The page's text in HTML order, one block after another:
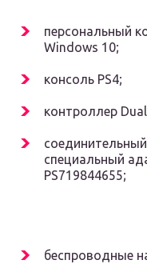
персональный
Windows 10;
консоль PS4;
контроллер
специальный
PS719844655;
беспроводные